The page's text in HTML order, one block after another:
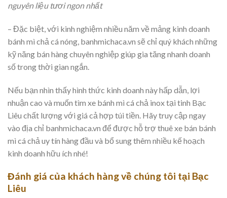
nguyên liệu tươi ngon nhất
– Đặc biệt, với kinh nghiệm nhiều năm về mảng kinh doanh
bánh mì chả cá nóng, banhmichaca.vn sẽ chỉ quý khách những
kỹ năng bán hàng chuyên nghiệp giúp gia tăng nhanh doanh
số trong thời gian ngắn.
Nếu bạn nhìn thấy hình thức kinh doanh này hấp dẫn, lợi
nhuận cao và muốn tìm xe bánh mì cá chả inox tại tinh Bạc
Liêu chất lượng với giá cả hợp túi tiền. Hãy truy cập ngay
vào địa chỉ banhmichaca.vn để được hỗ trợ thuê xe bán bánh
mì cá chả uy tín hàng đầu và bổ sung thêm nhiều kế hoạch
kinh doanh hữu ích nhé!
Đánh giá của khách hàng về chúng tôi tại Bạc
Liêu